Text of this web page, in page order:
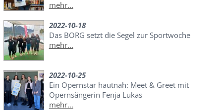
mehr...
2022-10-18
Das BORG setzt die Segel zur Sportwoche
mehr...
2022-10-25
Ein Opernstar hautnah: Meet & Greet mit
Opernsängerin Fenja Lukas
mehr...